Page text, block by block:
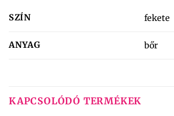
SZÍN fekete
ANYAG bőr
KAPCSOLÓDÓ TERMÉKEK